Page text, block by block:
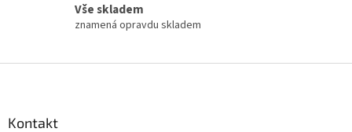
Vše skladem
znamená opravdu skladem
Kontakt